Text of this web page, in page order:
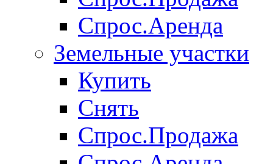
Спрос.Аренда
Земельные участки
Купить
Снять
Спрос.Продажа